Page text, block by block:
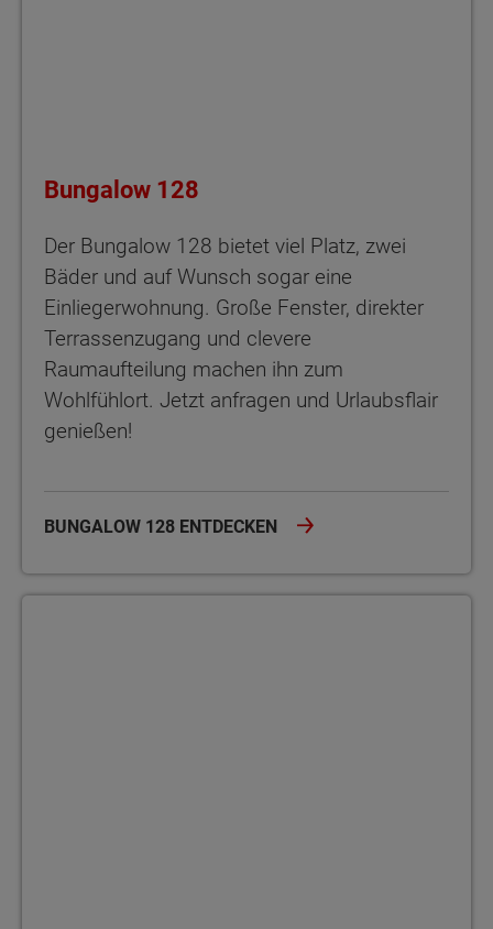
Bungalow 128
Der Bungalow 128 bietet viel Platz, zwei
Bäder und auf Wunsch sogar eine
Einliegerwohnung. Große Fenster, direkter
Terrassenzugang und clevere
Raumaufteilung machen ihn zum
Wohlfühlort. Jetzt anfragen und Urlaubsflair
genießen!
BUNGALOW 128 ENTDECKEN